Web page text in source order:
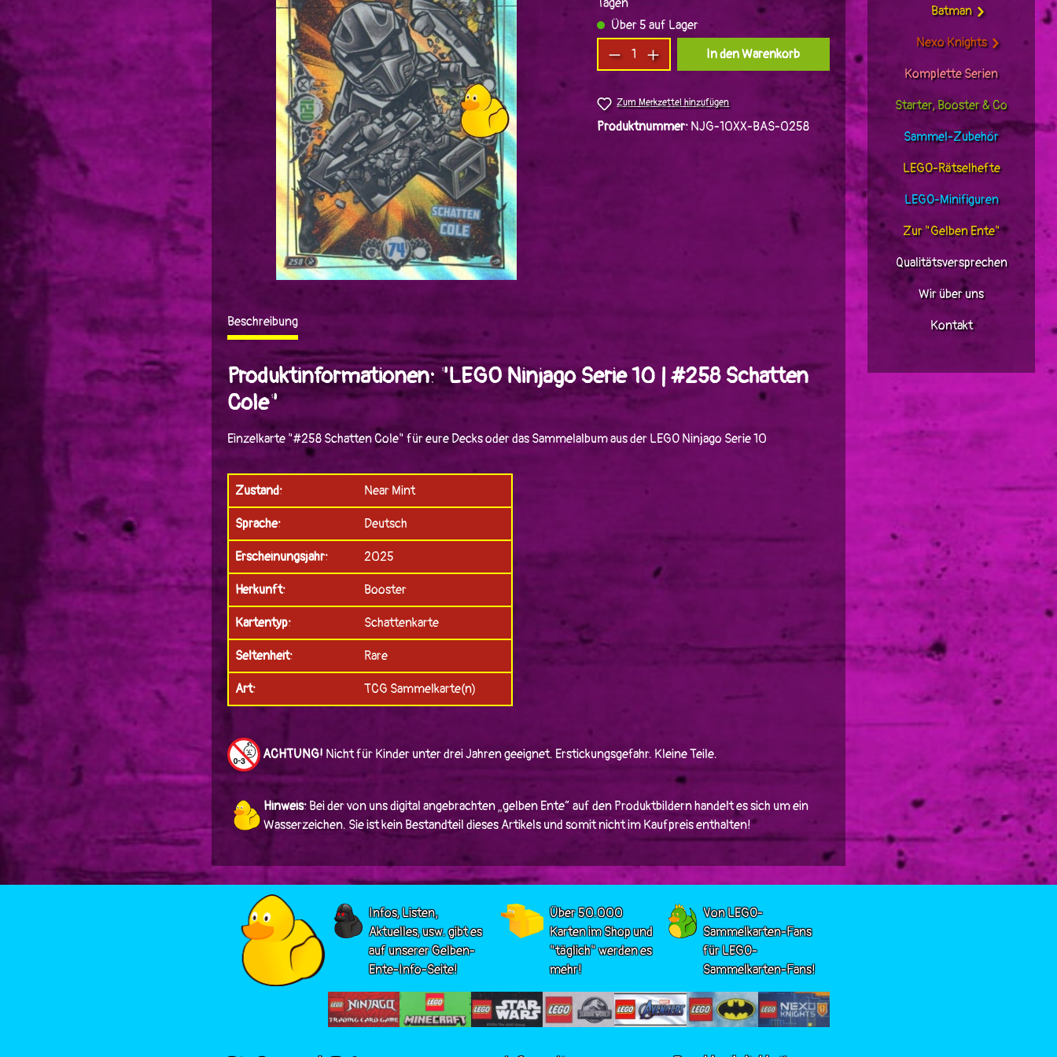
Batman
Nexo Knights
Komplette Serien
Starter, Booster & Co
Sammel-Zubehör
LEGO-Rätselhefte
LEGO-Minifiguren
Zur "Gelben Ente"
Qualitätsversprechen
Wir über uns
Kontakt
Tagen
Über 5 auf Lager
Produkt Anzahl: Gib den gewünschten Wert ein oder
In den Warenkorb
Zum Merkzettel hinzufügen
Produktnummer: NJG-10XX-BAS-0258
Beschreibung
Produktinformationen: "LEGO Ninjago Serie 10 | #258 Schatten
Cole"
Einzelkarte "#258 Schatten Cole" für eure Decks oder das Sammelalbum aus der LEGO Ninjago Serie 10
Zustand: Near Mint
Sprache: Deutsch
Erscheinungsjahr: 2025
Herkunft: Booster
Kartentyp: Schattenkarte
Seltenheit: Rare
Art: TCG Sammelkarte(n)
ACHTUNG! Nicht für Kinder unter drei Jahren geeignet. Erstickungsgefahr. Kleine Teile.
Hinweis: Bei der von uns digital angebrachten „gelben Ente“ auf den Produktbildern handelt es sich um ein
Wasserzeichen. Sie ist kein Bestandteil dieses Artikels und somit nicht im Kaufpreis enthalten!
Infos, Listen,
Aktuelles, usw. gibt es
auf unserer Gelben-
Ente-Info-Seite!
Über 50.000
Karten im Shop und
"täglich" werden es
mehr!
Von LEGO-
Sammelkarten-Fans
für LEGO-
Sammelkarten-Fans!